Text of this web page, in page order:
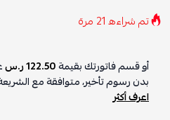
تم شراءه21 مرة
أو قسم فاتورتك بقيمة122.50 ر.س
بدون رسوم تأخير، متوافقة مع
اعرف أكثر